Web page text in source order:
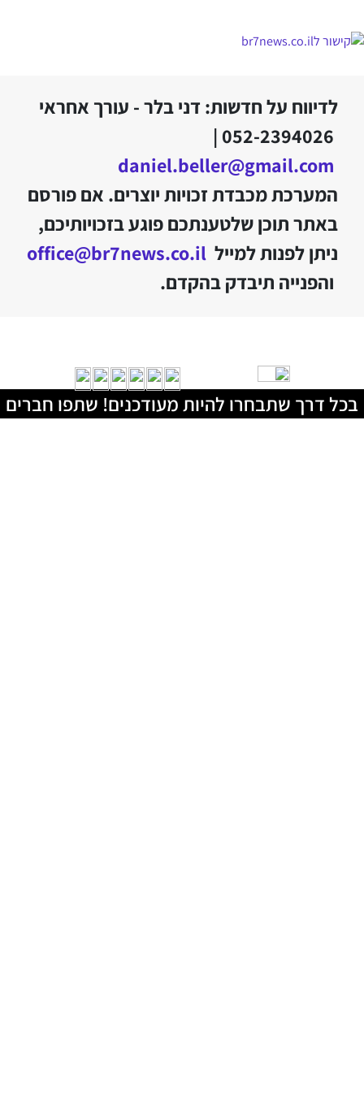
לדיווח על חדשות: דני בלר - עורך אחראי
052-2394026 |
daniel.beller@gmail.com
המערכת מכבדת זכויות יוצרים. אם פורסם
באתר תוכן שלטענתכם פוגע בזכויותיכם,
ניתן לפנות למייל office@br7news.co.il
והפנייה תיבדק בהקדם.
בכל דרך שתבחרו להיות מעודכנים! שתפו חברים